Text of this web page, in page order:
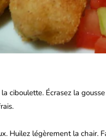
ciboulette. Écrasez la
Huilez légèrement la chair.